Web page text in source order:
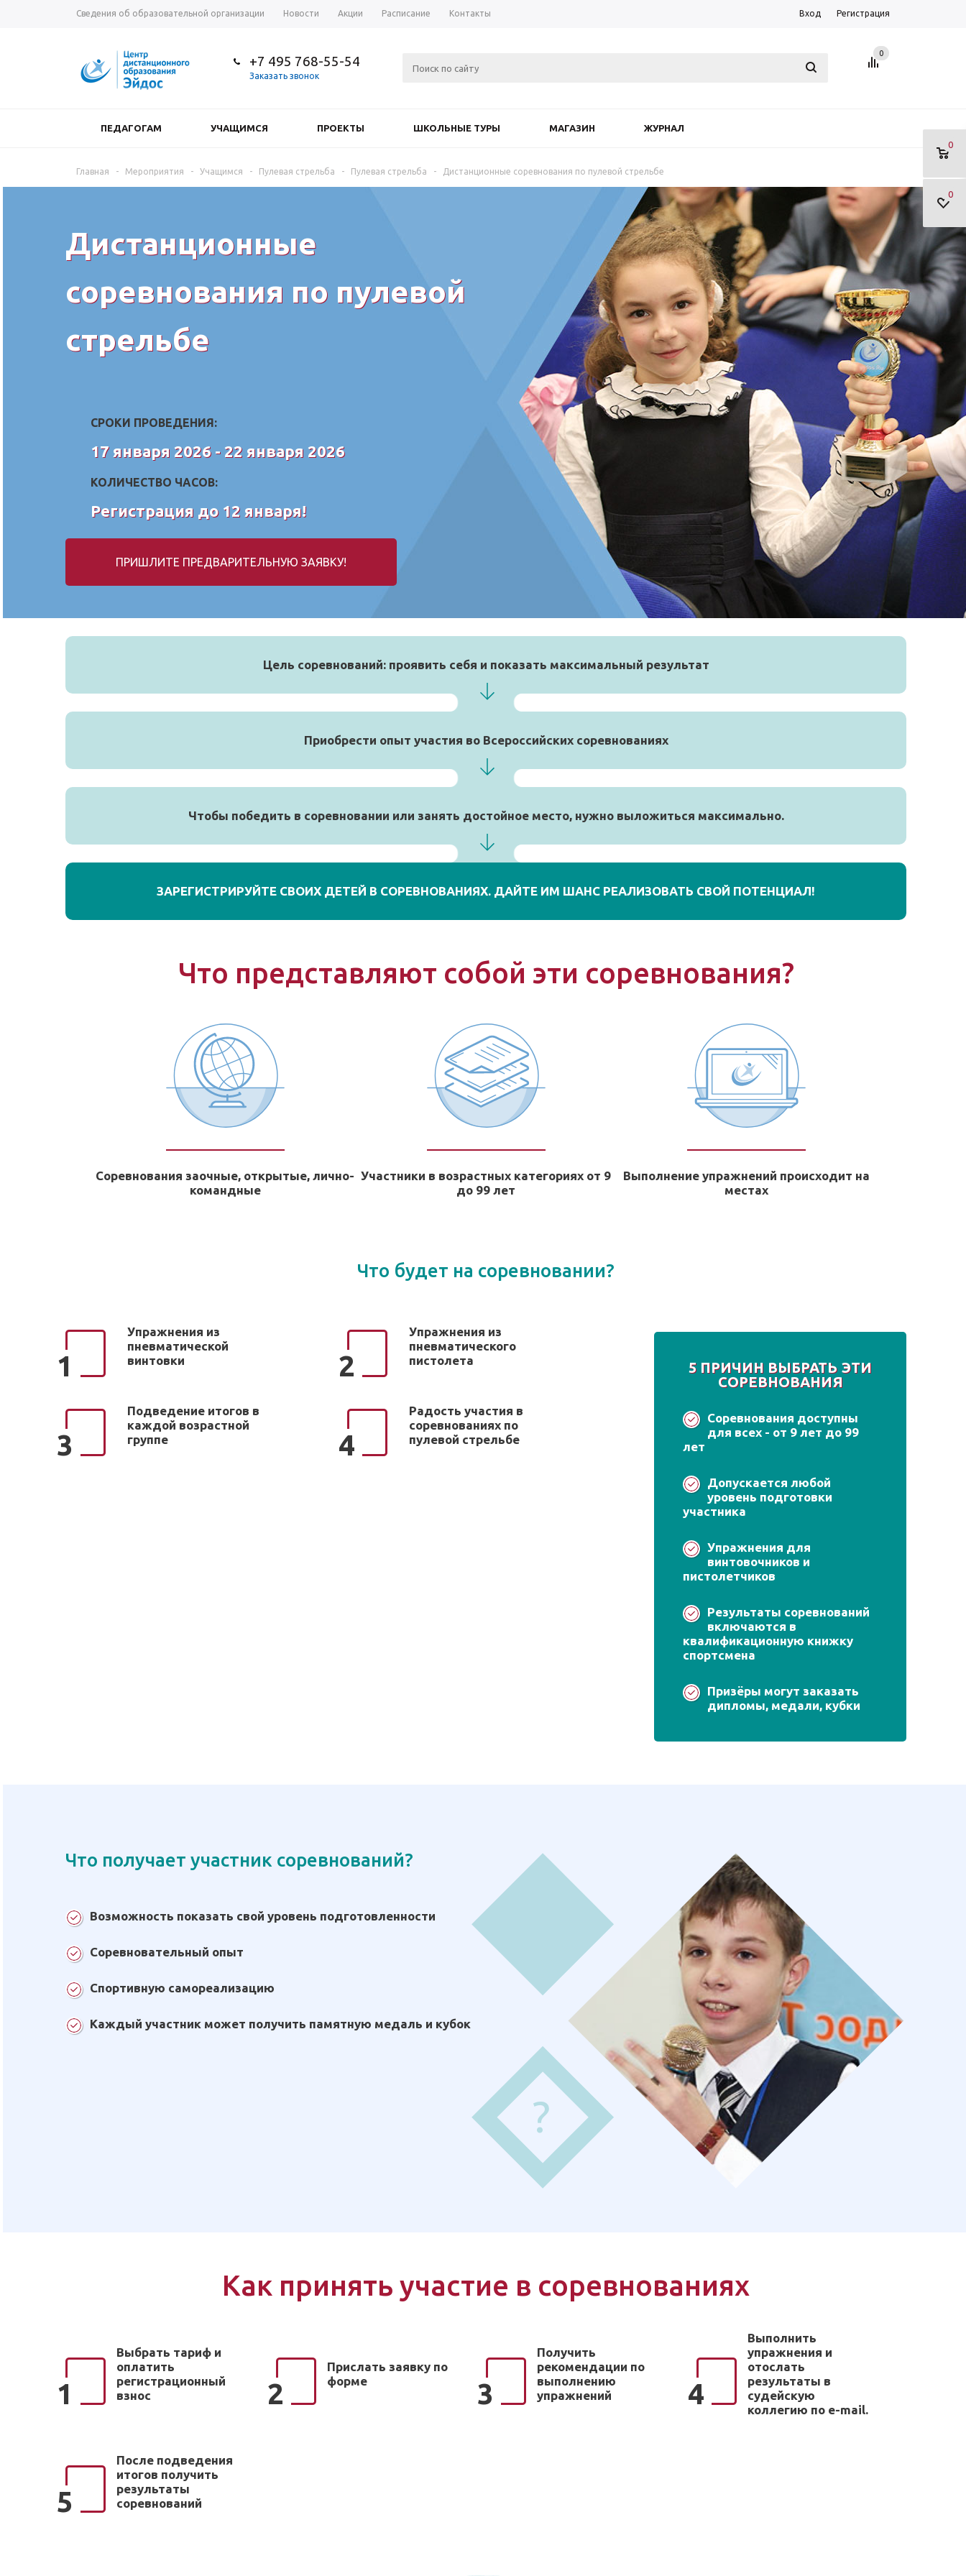
Сведения об образовательной организации Новости Акции Расписание Контакты Вход Регистрация
+7 495 768-55-54
Заказать звонок
0
0
0
ПЕДАГОГАМ УЧАЩИМСЯ ПРОЕКТЫ ШКОЛЬНЫЕ ТУРЫ МАГАЗИН ЖУРНАЛ
Главная - Мероприятия - Учащимся - Пулевая стрельба - Пулевая стрельба - Дистанционные соревнования по пулевой стрельбе
Дистанционные
соревнования по пулевой
стрельбе
СРОКИ ПРОВЕДЕНИЯ:
17 января 2026 - 22 января 2026
КОЛИЧЕСТВО ЧАСОВ:
Регистрация до 12 января!
ПРИШЛИТЕ ПРЕДВАРИТЕЛЬНУЮ ЗАЯВКУ!
Цель соревнований: проявить себя и показать максимальный результат
Приобрести опыт участия во Всероссийских соревнованиях
Чтобы победить в соревновании или занять достойное место, нужно выложиться максимально.
ЗАРЕГИСТРИРУЙТЕ СВОИХ ДЕТЕЙ В СОРЕВНОВАНИЯХ. ДАЙТЕ ИМ ШАНС РЕАЛИЗОВАТЬ СВОЙ ПОТЕНЦИАЛ!
Что представляют собой эти соревнования?
Соревнования заочные, открытые, лично-
командные
Участники в возрастных категориях от 9
до 99 лет
Выполнение упражнений происходит на
местах
Что будет на соревновании?
1
Упражнения из
пневматической
винтовки
2
Упражнения из
пневматического
пистолета
3
Подведение итогов в
каждой возрастной
группе
4
Радость участия в
соревнованиях по
пулевой стрельбе
5 ПРИЧИН ВЫБРАТЬ ЭТИ
СОРЕВНОВАНИЯ
Соревнования доступны
для всех - от 9 лет до 99
лет
Допускается любой
уровень подготовки
участника
Упражнения для
винтовочников и
пистолетчиков
Результаты соревнований
включаются в
квалификационную книжку
спортсмена
Призёры могут заказать
дипломы, медали, кубки
Что получает участник соревнований?
Возможность показать свой уровень подготовленности
Соревновательный опыт
Спортивную самореализацию
Каждый участник может получить памятную медаль и кубок
?
Как принять участие в соревнованиях
1
Выбрать тариф и
оплатить
регистрационный
взнос
2
Прислать заявку по
форме
3
Получить
рекомендации по
выполнению
упражнений
4
Выполнить
упражнения и
отослать
результаты в
судейскую
коллегию по e-mail.
5
После подведения
итогов получить
результаты
соревнований